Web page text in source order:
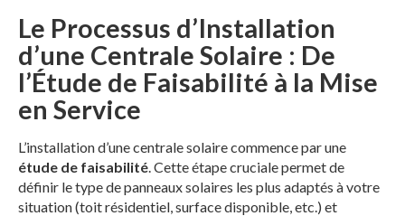
Le Processus d’Installation
d’une Centrale Solaire : De
l’Étude de Faisabilité à la Mise
en Service
L’installation d’une centrale solaire commence par une
étude de faisabilité. Cette étape cruciale permet de
définir le type de panneaux solaires les plus adaptés à votre
situation (toit résidentiel, surface disponible, etc.) et